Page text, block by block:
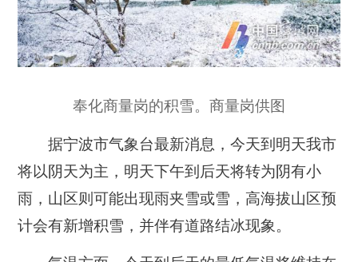
奉化商量岗的积雪。商量岗供图
据宁波市气象台最新消息，今天到明天我市
将以阴天为主，明天下午到后天将转为阴有小
雨，山区则可能出现雨夹雪或雪，高海拔山区预
计会有新增积雪，并伴有道路结冰现象。